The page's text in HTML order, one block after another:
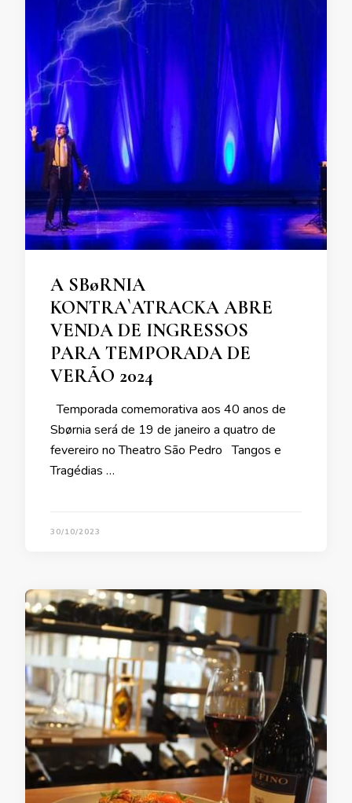
A SBøRNIA
KONTRA`ATRACKA ABRE
VENDA DE INGRESSOS
PARA TEMPORADA DE
VERÃO 2024
Temporada comemorativa aos 40 anos de
Sbørnia será de 19 de janeiro a quatro de
fevereiro no Theatro São Pedro Tangos e
Tragédias …
30/10/2023